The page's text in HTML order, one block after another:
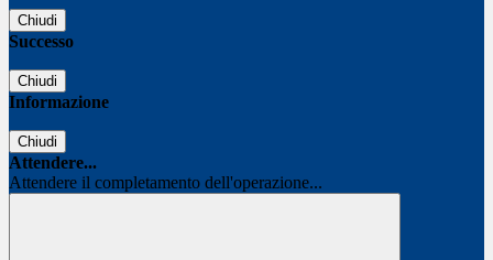
Chiudi
Successo
Chiudi
Informazione
Chiudi
Attendere...
Attendere il completamento dell'operazione...